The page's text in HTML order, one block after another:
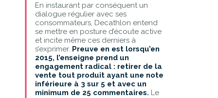
En instaurant par conséquent un
dialogue régulier avec ses
consommateurs, Decathlon entend
se mettre en posture d’écoute active
et incite même ces derniers à
s’exprimer. Preuve en est lorsqu’en
2015, l’enseigne prend un
engagement radical : retirer de la
vente tout produit ayant une note
inférieure à 3 sur 5 et avec un
minimum de 25 commentaires. Le